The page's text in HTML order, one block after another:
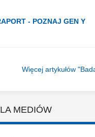
- POZNAJ GEN Y
Więcej artykułów
MEDIÓW